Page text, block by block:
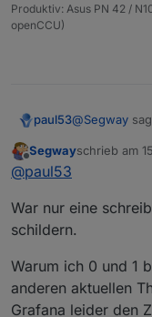
}
      });
Produktiv: Asus PN 42 /
openCCU)
paul53@Segway
Du meinst:
Alias
Offline
Segwayschrieb am
zuletzt
@paul53
War nur eine
schildern.
Warum ich 0 und 1
anderen aktuellen
Grafana leider den